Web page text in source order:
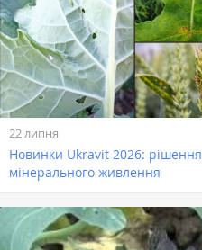
22 липня
Новинки Ukravit 2026: рішення
мінерального живлення